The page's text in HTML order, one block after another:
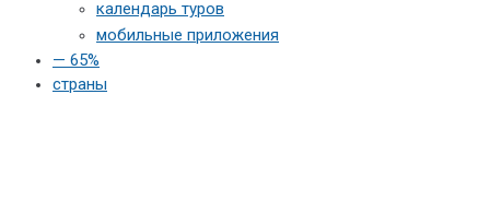
календарь туров
мобильные приложения
— 65%
страны